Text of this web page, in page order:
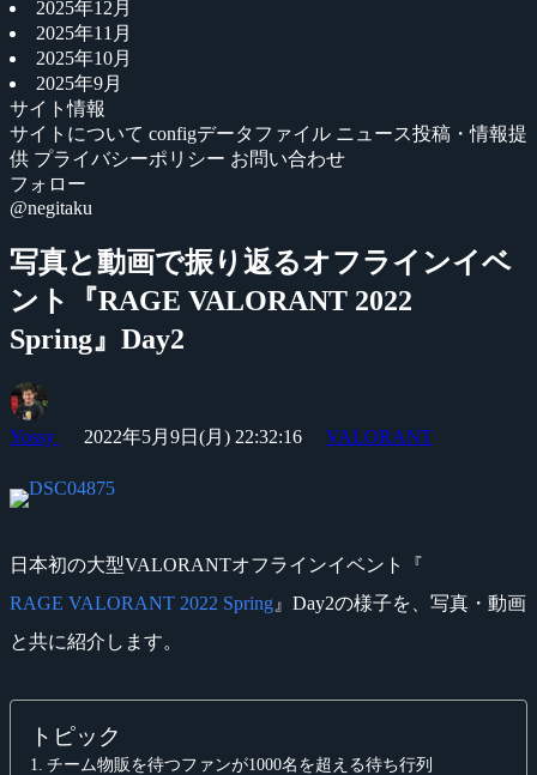
2025年12月
2025年11月
2025年10月
2025年9月
サイト情報
サイトについて configデータファイル ニュース投稿・情報提
供 プライバシーポリシー お問い合わせ
フォロー
@negitaku
写真と動画で振り返るオフラインイベ
ント『RAGE VALORANT 2022
Spring』Day2
Yossy 2022年5月9日(月) 22:32:16 VALORANT
日本初の大型VALORANTオフラインイベント『
RAGE VALORANT 2022 Spring 』Day2の様子を、写真・動画
と共に紹介します。
トピック
チーム物販を待つファンが1000名を超える待ち行列